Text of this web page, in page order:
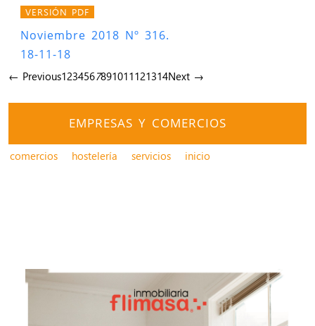
VERSIÓN PDF
Noviembre 2018 Nº 316.
18-11-18
← Previous1234567891011121314Next →
EMPRESAS Y COMERCIOS
comercios hostelería servicios inicio